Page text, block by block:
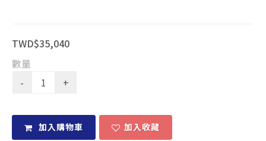
TWD$35,040
數量
加入購物車 加入收藏